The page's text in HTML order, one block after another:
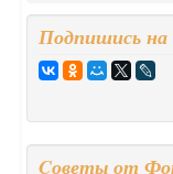
Подпишись на
Cоветы от